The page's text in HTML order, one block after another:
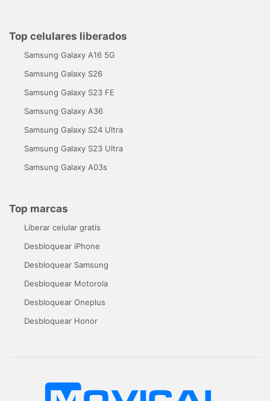
Top celulares liberados
Samsung Galaxy A16 5G
Samsung Galaxy S26
Samsung Galaxy S23 FE
Samsung Galaxy A36
Samsung Galaxy S24 Ultra
Samsung Galaxy S23 Ultra
Samsung Galaxy A03s
Top marcas
Liberar celular gratis
Desbloquear iPhone
Desbloquear Samsung
Desbloquear Motorola
Desbloquear Oneplus
Desbloquear Honor